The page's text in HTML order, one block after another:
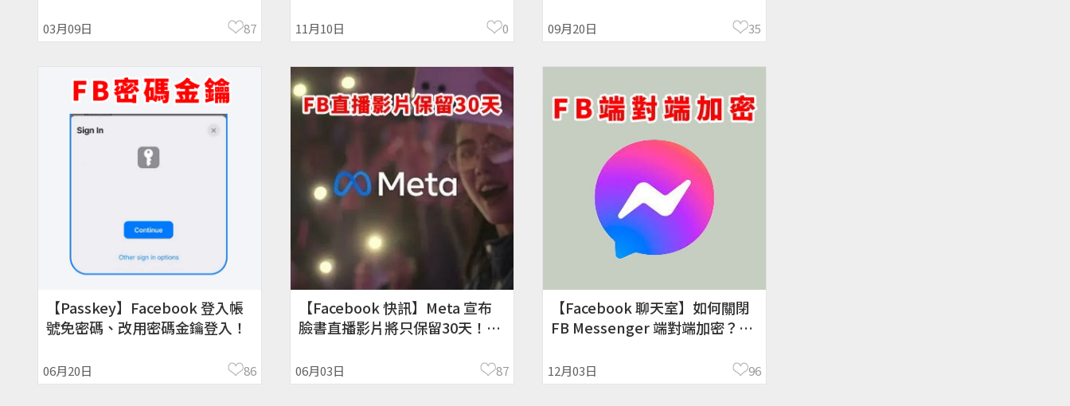
03月09日 87 11月10日 0 09月20日 35
【Passkey】Facebook 登入帳
號免密碼、改用密碼金鑰登入！
06月20日 86
【Facebook 快訊】Meta 宣布
臉書直播影片將只保留30天！過
06月03日 87
【Facebook 聊天室】如何關閉
FB Messenger 端對端加密？看
12月03日 96